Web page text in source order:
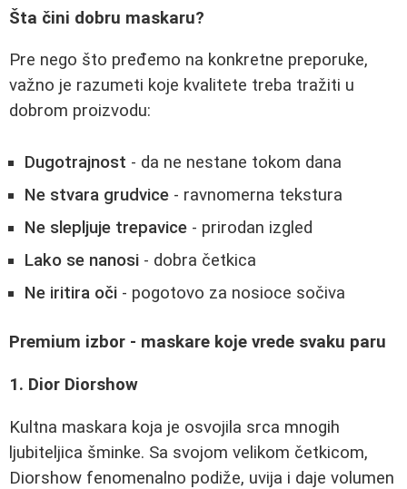
Šta čini dobru maskaru?
Pre nego što pređemo na konkretne preporuke,
važno je razumeti koje kvalitete treba tražiti u
dobrom proizvodu:
Dugotrajnost - da ne nestane tokom dana
Ne stvara grudvice - ravnomerna tekstura
Ne slepljuje trepavice - prirodan izgled
Lako se nanosi - dobra četkica
Ne iritira oči - pogotovo za nosioce sočiva
Premium izbor - maskare koje vrede svaku paru
1. Dior Diorshow
Kultna maskara koja je osvojila srca mnogih
ljubiteljica šminke. Sa svojom velikom četkicom,
Diorshow fenomenalno podiže, uvija i daje volumen